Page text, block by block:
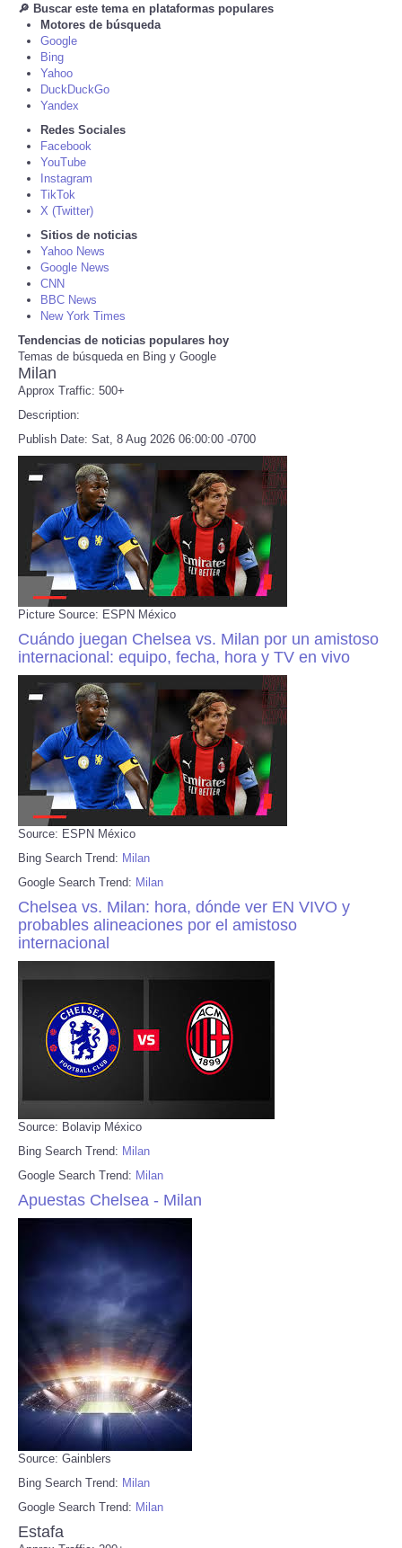
Tiempo
CATEGORIES
CARTOONS
CONTACT
SEARCH
SHOPPING
Daily Deals
RobinsPost Store
Refund Policy
🔎 Buscar este tema en plataformas populares
Motores de búsqueda
Google
Bing
Yahoo
DuckDuckGo
Yandex
Redes Sociales
Facebook
YouTube
Instagram
TikTok
X (Twitter)
Sitios de noticias
Yahoo News
Google News
CNN
BBC News
New York Times
Tendencias de noticias populares hoy
Temas de búsqueda en Bing y Google
Milan
Approx Traffic: 500+
Description:
Publish Date: Sat, 8 Aug 2026 06:00:00 -0700
Picture Source: ESPN México
Cuándo juegan Chelsea vs. Milan por un amistoso
internacional: equipo, fecha, hora y TV en vivo
Source: ESPN México
Bing Search Trend: Milan
Google Search Trend: Milan
Chelsea vs. Milan: hora, dónde ver EN VIVO y
probables alineaciones por el amistoso
internacional
Source: Bolavip México
Bing Search Trend: Milan
Google Search Trend: Milan
Apuestas Chelsea - Milan
Source: Gainblers
Bing Search Trend: Milan
Google Search Trend: Milan
Estafa